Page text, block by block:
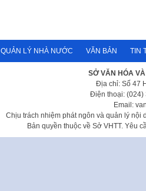
QUẢN LÝ NHÀ NƯỚC VĂN BẢN TIN
SỞ VĂN HÓA
Địa chỉ: Số 47
Điện thoại: (024)
Email:
Chịu trách nhiệm phát ngôn và quản lý nội
Bản quyền thuộc về Sở VHTT. Yêu